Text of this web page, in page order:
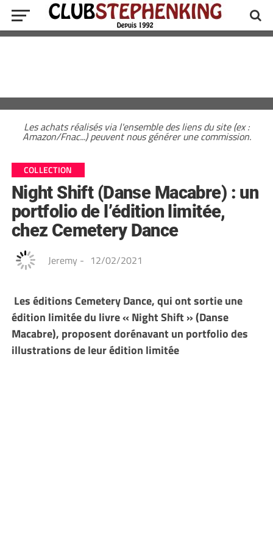
Les achats réalisés via l'ensemble des liens du site (ex :
Amazon/Fnac...) peuvent nous générer une commission.
COLLECTION
Night Shift (Danse Macabre) : un
portfolio de l’édition limitée,
chez Cemetery Dance
Jeremy - 12/02/2021
Les éditions Cemetery Dance, qui ont sortie une
édition limitée du livre « Night Shift » (Danse
Macabre), proposent dorénavant un portfolio des
illustrations de leur édition limitée